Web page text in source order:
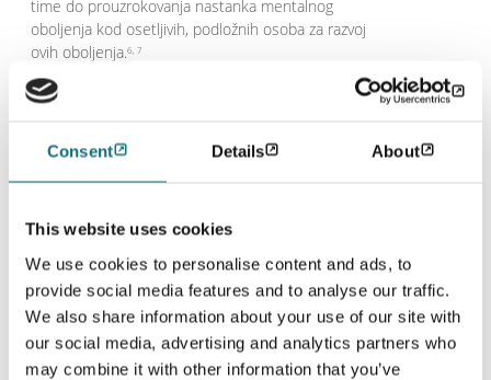
Consent Details About
This website uses cookies
We use cookies to personalise content and ads, to
provide social media features and to analyse our traffic.
We also share information about your use of our site with
our social media, advertising and analytics partners who
may combine it with other information that you’ve
time do prouzrokovanja nastanka mentalnog
oboljenja kod osetljivih, podložnih osoba za razvoj
ovih oboljenja.6, 7
Podaci pokazuju da je veća verovatnoća da će osobe
upotrebe psihoaktivnih supstanci, nakon toga razviti
četvrtina ljudi koji su koristili halucinogene droge i
jedna petina ljudi koji su koristili amfetamin, i imali
su ispoljenu psihotičnu epizodu kasnije im je
postavljena dijagnoza shizofrenije.
Nasuprot tome, postoje podaci da ljudi koji žive sa
shizofrenijom mogu biti podložniji razvoju zavisnosti